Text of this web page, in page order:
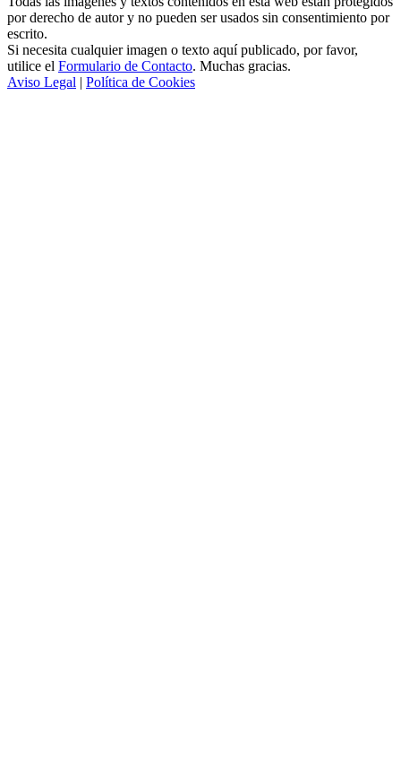
por derecho de autor y no pueden ser usados sin consentimiento por
escrito.
Si necesita cualquier imagen o texto aquí publicado, por favor,
utilice el Formulario de Contacto. Muchas gracias.
Aviso Legal | Política de Cookies